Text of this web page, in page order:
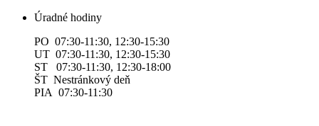
Úradné hodiny
PO 07:30-11:30, 12:30-15:30
UT 07:30-11:30, 12:30-15:30
ST 07:30-11:30, 12:30-18:00
ŠT Nestránkový deň
PIA 07:30-11:30